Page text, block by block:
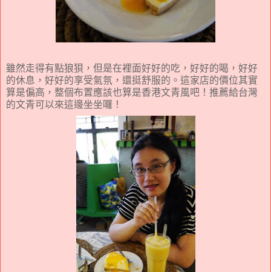
雖然走得有點狼狽，但是在裡面好好的吃，好好的喝，好好
的休息，好好的享受氣氛，還挺舒服的。這家店的價位其實
算是偏高，整個布置應該也算是香港文青風吧！推薦給台灣
的文青可以來這邊坐坐囉！